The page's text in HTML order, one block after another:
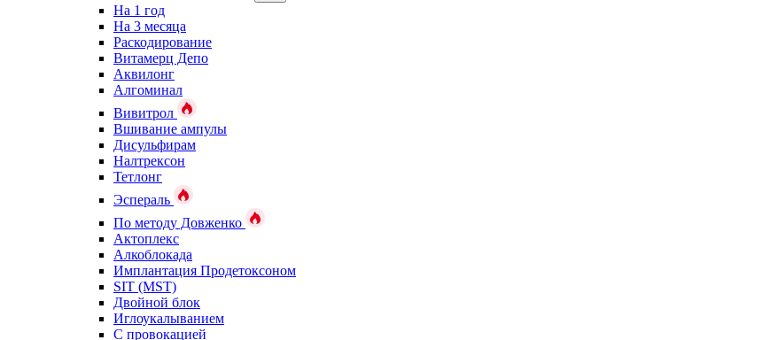
На 1 год
На 3 месяца
Раскодирование
Витамерц Депо
Аквилонг
Алгоминал
Вивитрол
Вшивание ампулы
Дисульфирам
Налтрексон
Тетлонг
Эспераль
По методу Довженко
Актоплекс
Алкоблокада
Имплантация Продетоксоном
SIT (MST)
Двойной блок
Иглоукалыванием
С провокацией